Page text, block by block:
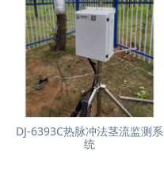
DJ-6393C热脉冲法茎流监测系
统